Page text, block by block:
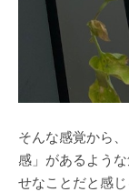
そんな感覚から
感」があるよう
せなことだと感